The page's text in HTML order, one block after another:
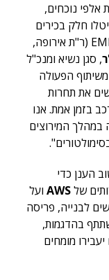
נוכחים,
חלק בכירים
, מנהלת אזור EMEA (ר"ת אירופה,
, סגן נשיא ומנכ"ל
הפעולה
שמשמשים את תחרות
בזמן אמת. אנו
במהלך המירוצים
הענן כדי
שלAWS ועל
לבנייה, פריסה
בהדגמות,
מומחים